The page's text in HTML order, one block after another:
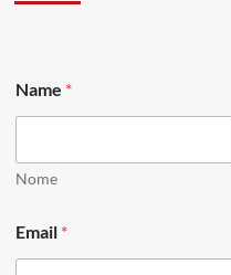
Name *
Nome
m
a
Email *